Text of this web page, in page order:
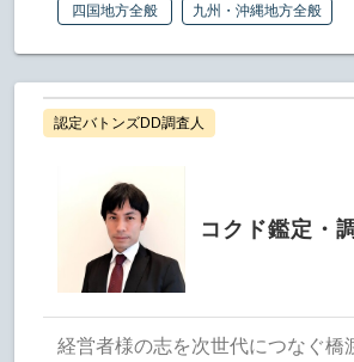
四国地方全般 九州・沖縄地方全般
認定バトンズDD調査人
コクド鑑定・
経営者様の志を次世代につなぐ橋